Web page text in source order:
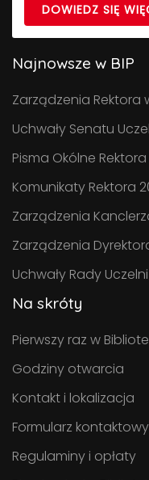
DOWIEDZ SIĘ
Najnowsze w BIP
Zarządzenia Rektora
Uchwały Senatu
Pisma Okólne
Komunikaty Rektora
Zarządzenia
Zarządzenia
Uchwały Rady
Na skróty
Pierwszy raz w
Godziny otwarcia
Kontakt i lokalizacja
Formularz kontaktowy
Regulaminy i opłaty